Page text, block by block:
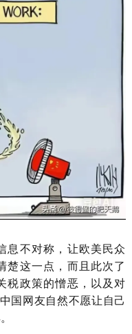
息不对称，让欧美民众
楚这一点，而且此次了
税政策的憎恶，以及对
国网友自然不愿让自己